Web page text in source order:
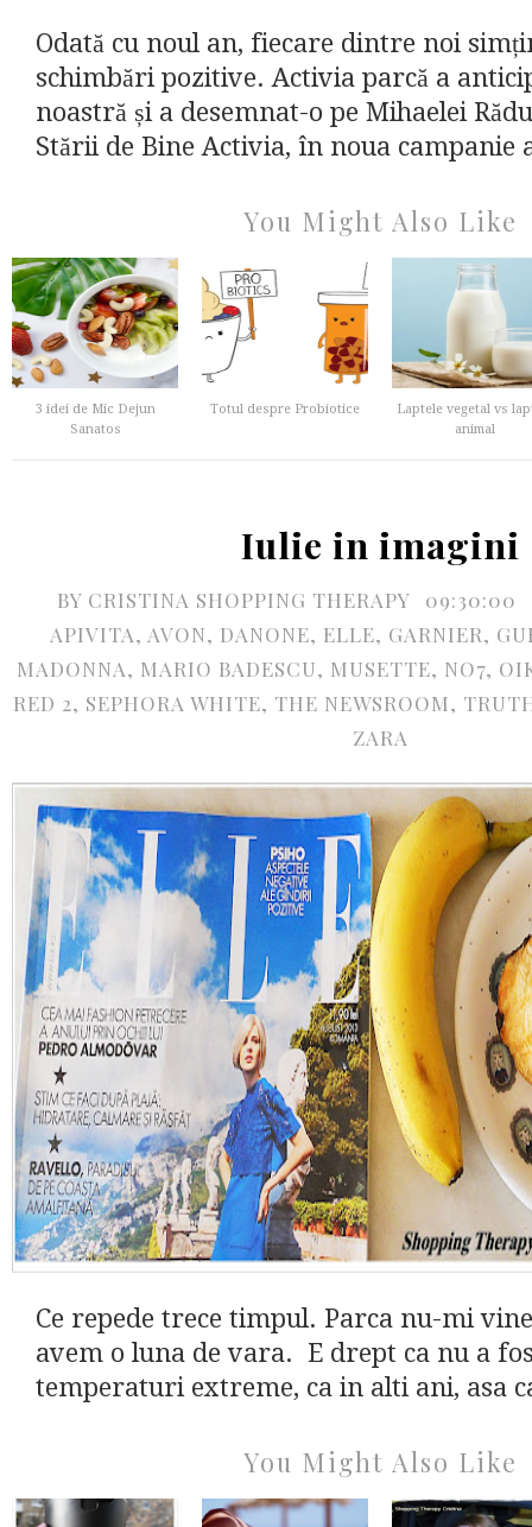
Odată cu noul an, fiecare dintre noi
schimbări pozitive. Activia parcă a
noastră și a desemnat-o pe Mihaelei
Stării de Bine Activia, în noua campanie
You Might Also Like
3 idei de Mic Dejun
Sanatos
Totul despre Probiotice
Laptele vegetal vs
animal
Iulie in imagini
BY CRISTINA SHOPPING THERAPY 09:30:00
APIVITA, AVON, DANONE, ELLE, GARNIER,
MADONNA, MARIO BADESCU, MUSETTE, NO7,
RED 2, SEPHORA WHITE, THE NEWSROOM,
ZARA
Ce repede trece timpul. Parca nu-mi
avem o luna de vara. E drept ca nu a
temperaturi extreme, ca in alti ani, asa
You Might Also Like